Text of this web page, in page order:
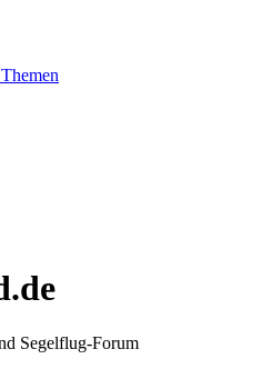
Segelflug-Forum